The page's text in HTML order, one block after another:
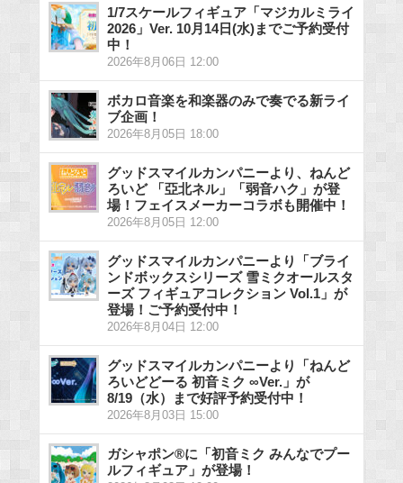
1/7スケールフィギュア「マジカルミライ
2026」Ver. 10月14日(水)までご予約受付
中！
2026年8月06日 12:00
ボカロ音楽を和楽器のみで奏でる新ライ
ブ企画！
2026年8月05日 18:00
グッドスマイルカンパニーより、ねんど
ろいど 「亞北ネル」「弱音ハク」が登
場！フェイスメーカーコラボも開催中！
2026年8月05日 12:00
グッドスマイルカンパニーより「ブライ
ンドボックスシリーズ 雪ミクオールスタ
ーズ フィギュアコレクション Vol.1」が
登場！ご予約受付中！
2026年8月04日 12:00
グッドスマイルカンパニーより「ねんど
ろいどどーる 初音ミク ∞Ver.」が
8/19（水）まで好評予約受付中！
2026年8月03日 15:00
ガシャポン®に「初音ミク みんなでプー
ルフィギュア」が登場！